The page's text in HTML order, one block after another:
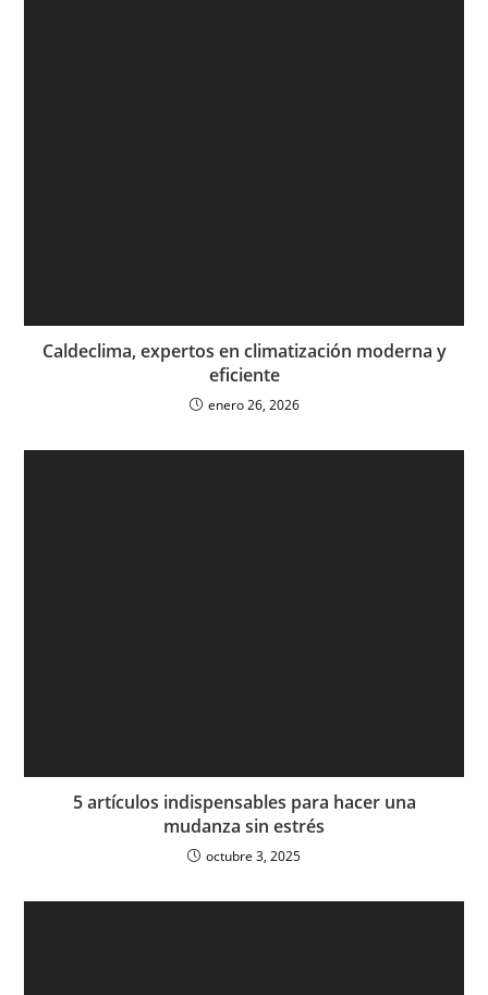
Caldeclima, expertos en climatización moderna y
eficiente
enero 26, 2026
5 artículos indispensables para hacer una
mudanza sin estrés
octubre 3, 2025